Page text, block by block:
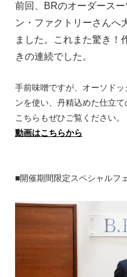
前回、BRのオーダース
ン・ファクトリーさんへ
ました。これまた驚き！
きの連続でした。
手前味噌ですが、オーソド
ンを使い、丹精込めた仕立て
こちらもぜひご覧ください。
動画はこちらから
■開催期間限定スペシャルフ